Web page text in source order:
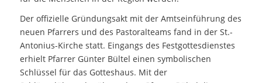
Der offizielle Gründungsakt mit der Amtseinführung des
neuen Pfarrers und des Pastoralteams fand in der St.-
Antonius-Kirche statt. Eingangs des Festgottesdienstes
erhielt Pfarrer Günter Bültel einen symbolischen
Schlüssel für das Gotteshaus. Mit der